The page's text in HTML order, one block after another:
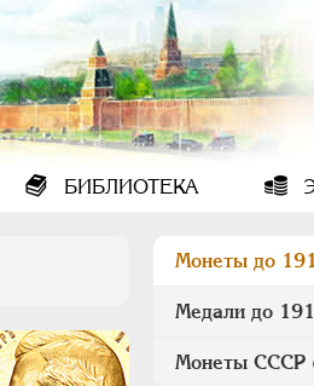
БИБЛИОТЕКА
Монеты до
Медали до
Монеты СССР